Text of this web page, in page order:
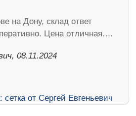
на Дону, склад ответ
Цена отличная.…
08.11.2024